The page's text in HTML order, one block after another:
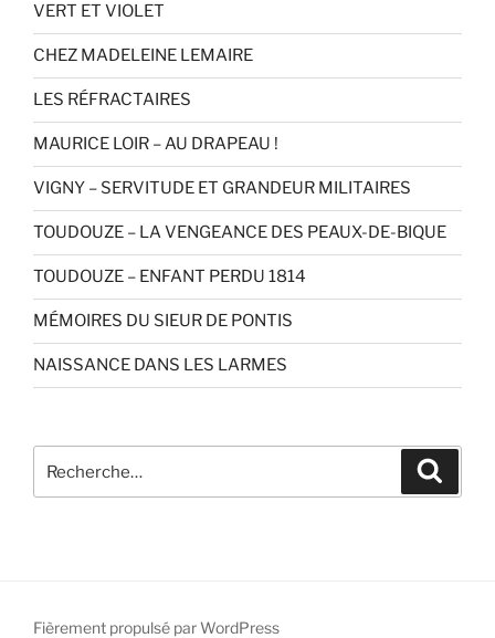
VERT ET VIOLET
CHEZ MADELEINE LEMAIRE
LES RÉFRACTAIRES
MAURICE LOIR – AU DRAPEAU !
VIGNY – SERVITUDE ET GRANDEUR MILITAIRES
TOUDOUZE – LA VENGEANCE DES PEAUX-DE-BIQUE
TOUDOUZE – ENFANT PERDU 1814
MÉMOIRES DU SIEUR DE PONTIS
NAISSANCE DANS LES LARMES
pour
Fièrement propulsé par WordPress